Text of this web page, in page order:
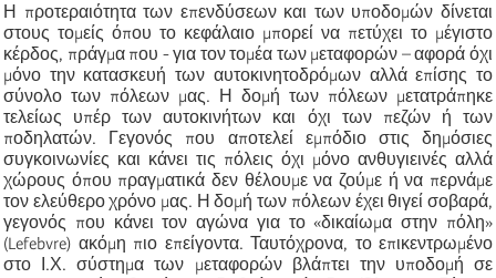
Η προτεραιότητα των επενδύσεων και των υποδομών δίνεται
στους τομείς όπου το κεφάλαιο μπορεί να πετύχει το μέγιστο
κέρδος, πράγμα που - για τον τομέα των μεταφορών – αφορά όχι
μόνο την κατασκευή των αυτοκινητοδρόμων αλλά επίσης το
σύνολο των πόλεων μας. Η δομή των πόλεων μετατράπηκε
τελείως υπέρ των αυτοκινήτων και όχι των πεζών ή των
ποδηλατών. Γεγονός που αποτελεί εμπόδιο στις δημόσιες
συγκοινωνίες και κάνει τις πόλεις όχι μόνο ανθυγιεινές αλλά
χώρους όπου πραγματικά δεν θέλουμε να ζούμε ή να περνάμε
τον ελεύθερο χρόνο μας. Η δομή των πόλεων έχει θιγεί σοβαρά,
γεγονός που κάνει τον αγώνα για το «δικαίωμα στην πόλη»
(Lefebvre) ακόμη πιο επείγοντα. Ταυτόχρονα, το επικεντρωμένο
στο Ι.Χ. σύστημα των μεταφορών βλάπτει την υποδομή σε